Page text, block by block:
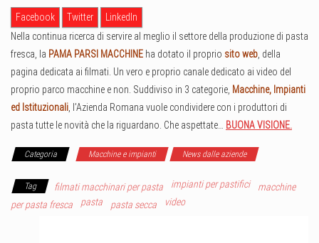
Facebook Twitter
LinkedIn
Nella continua ricerca di servire al meglio il settore della produzione di pasta
fresca, la PAMA PARSI MACCHINE ha dotato il proprio sito web , della
pagina dedicata ai filmati. Un vero e proprio canale dedicato ai video del
proprio parco macchine e non. Suddiviso in 3 categorie, Macchine, Impianti
ed Istituzionali , l’Azienda Romana vuole condividere con i produttori di
pasta tutte le novità che la riguardano. Che aspettate…
BUONA VISIONE.
Categoria Macchine e impianti News dalle aziende
Tag filmati macchinari per pasta impianti per pastifici
macchine
per pasta fresca
pasta pasta secca video